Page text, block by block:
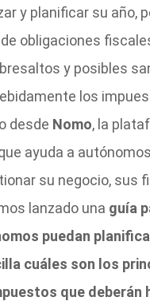
y planificar su año,
obligaciones
y posibles
los
desde Nomo, la
ayuda a
su negocio, sus
lanzado una guía
puedan
cuáles son los
que deberán